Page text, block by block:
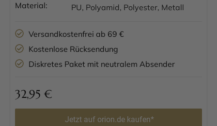
Material:
PU, Polyamid, Polyester, Metall
Versandkostenfrei ab 69 €
Kostenlose Rücksendung
Diskretes Paket mit neutralem Absender
32,95 €
Jetzt auf orion.de kaufen*